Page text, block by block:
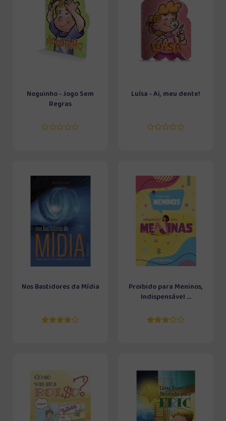
Noguinho - Jogo Sem
Regras
Luísa - Ai, meu dente!
Nos Bastidores da Mídia
Proibido para Meninos,
Indispensável ...